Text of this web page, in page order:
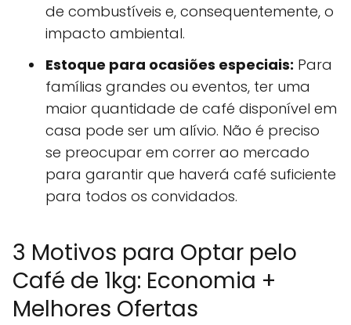
de combustíveis e, consequentemente, o
impacto ambiental.
Estoque para ocasiões especiais: Para
famílias grandes ou eventos, ter uma
maior quantidade de café disponível em
casa pode ser um alívio. Não é preciso
se preocupar em correr ao mercado
para garantir que haverá café suficiente
para todos os convidados.
3 Motivos para Optar pelo
Café de 1kg: Economia +
Melhores Ofertas